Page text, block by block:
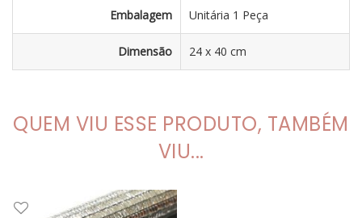
Embalagem Unitária 1 Peça
Dimensão 24 x 40 cm
QUEM VIU ESSE PRODUTO, TAMBÉM
VIU...